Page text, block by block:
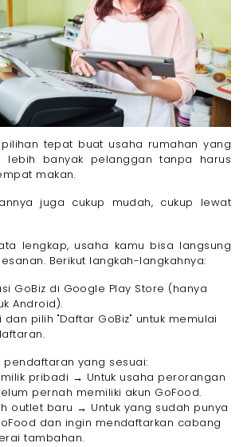
tepat buat usaha rumahan yang
lebih banyak pelanggan tanpa harus
makan.
juga cukup mudah, cukup lewat
lengkap, usaha kamu bisa langsung
Berikut langkah-langkahnya:
GoBiz di Google Play Store (hanya
Android).
dan pilih "Daftar GoBiz" untuk memulai
pendaftaran yang sesuai:
pribadi → Untuk usaha perorangan
pernah memiliki akun GoFood.
outlet baru → Untuk yang sudah punya
dan ingin mendaftarkan cabang
tambahan.